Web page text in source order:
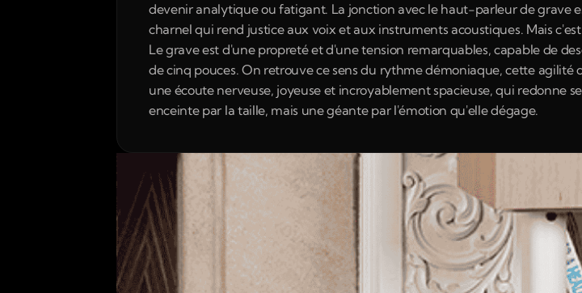
devenir analytique ou fatigant. La jonction avec le haut-parleur de
charnel qui rend justice aux voix et aux instruments acoustiques. Mais
Le grave est d'une propreté et d'une tension remarquables, capable de
de cinq pouces. On retrouve ce sens du rythme démoniaque, cette
une écoute nerveuse, joyeuse et incroyablement spacieuse, qui redonne
enceinte par la taille, mais une géante par l'émotion qu'elle dégage.